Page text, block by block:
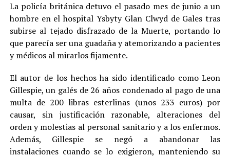
La policía británica detuvo el pasado mes de junio a un
hombre en el hospital Ysbyty Glan Clwyd de Gales tras
subirse al tejado disfrazado de la Muerte, portando lo
que parecía ser una guadaña y atemorizando a pacientes
y médicos al mirarlos fijamente.
El autor de los hechos ha sido identificado como Leon
Gillespie, un galés de 26 años condenado al pago de una
multa de 200 libras esterlinas (unos 233 euros) por
causar, sin justificación razonable, alteraciones del
orden y molestias al personal sanitario y a los enfermos.
Además, Gillespie se negó a abandonar las
instalaciones cuando se lo exigieron, manteniendo su